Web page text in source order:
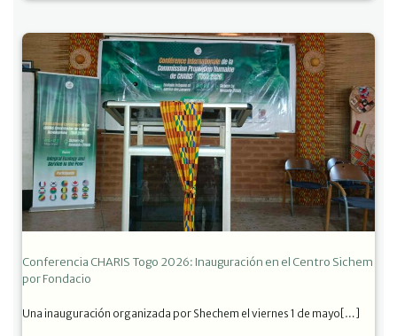
Conferencia CHARIS Togo 2026: Inauguración en el Centro Sichem
por Fondacio
Una inauguración organizada por Shechem el viernes 1 de mayo[…]